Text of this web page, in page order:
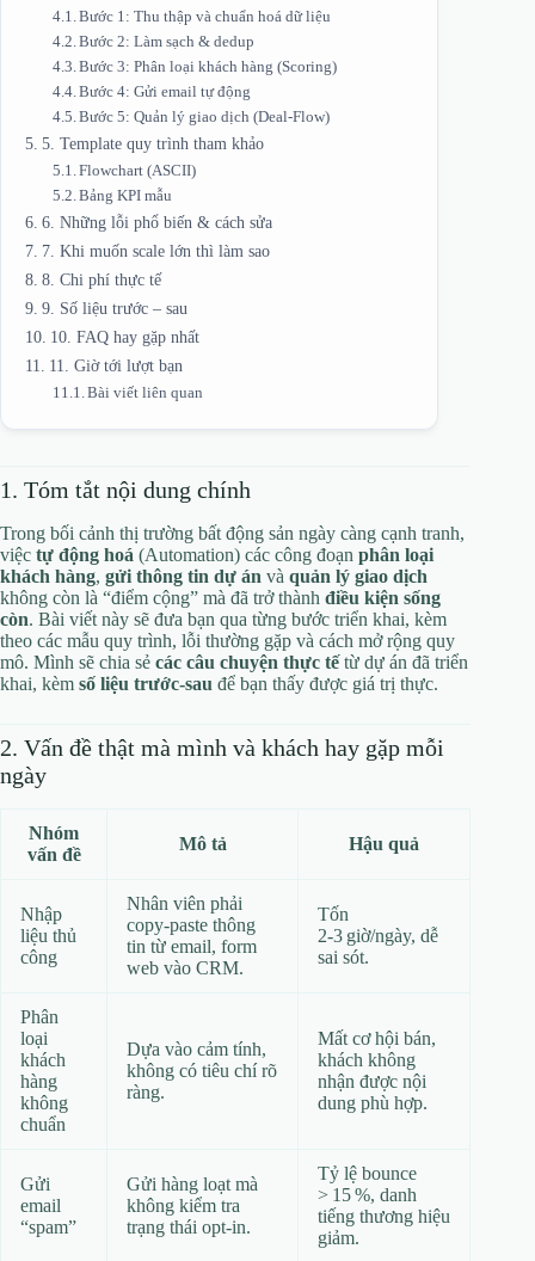
Bước 1: Thu thập và chuẩn hoá dữ liệu
Bước 2: Làm sạch & dedup
Bước 3: Phân loại khách hàng (Scoring)
Bước 4: Gửi email tự động
Bước 5: Quản lý giao dịch (Deal‑Flow)
5. Template quy trình tham khảo
Flowchart (ASCII)
Bảng KPI mẫu
6. Những lỗi phổ biến & cách sửa
7. Khi muốn scale lớn thì làm sao
8. Chi phí thực tế
9. Số liệu trước – sau
10. FAQ hay gặp nhất
11. Giờ tới lượt bạn
Bài viết liên quan
1. Tóm tắt nội dung chính
Trong bối cảnh thị trường bất động sản ngày càng cạnh tranh,
việc tự động hoá (Automation) các công đoạn phân loại
khách hàng, gửi thông tin dự án và quản lý giao dịch
không còn là “điểm cộng” mà đã trở thành điều kiện sống
còn. Bài viết này sẽ đưa bạn qua từng bước triển khai, kèm
theo các mẫu quy trình, lỗi thường gặp và cách mở rộng quy
mô. Mình sẽ chia sẻ các câu chuyện thực tếtừ dự án đã triển
khai, kèm số liệu trước‑sau để bạn thấy được giá trị thực.
2. Vấn đề thật mà mình và khách hay gặp mỗi
ngày
Nhóm
vấn đề
Mô tả Hậu quả
Nhập
liệu thủ
công
Nhân viên phải
copy‑paste thông
tin từ email, form
web vào CRM.
Tốn
2‑3 giờ/ngày, dễ
sai sót.
Phân
loại
khách
hàng
không
chuẩn
Dựa vào cảm tính,
không có tiêu chí rõ
ràng.
Mất cơ hội bán,
khách không
nhận được nội
dung phù hợp.
Gửi
email
“spam”
Gửi hàng loạt mà
không kiểm tra
trạng thái opt‑in.
Tỷ lệ bounce
> 15 %, danh
tiếng thương hiệu
giảm.